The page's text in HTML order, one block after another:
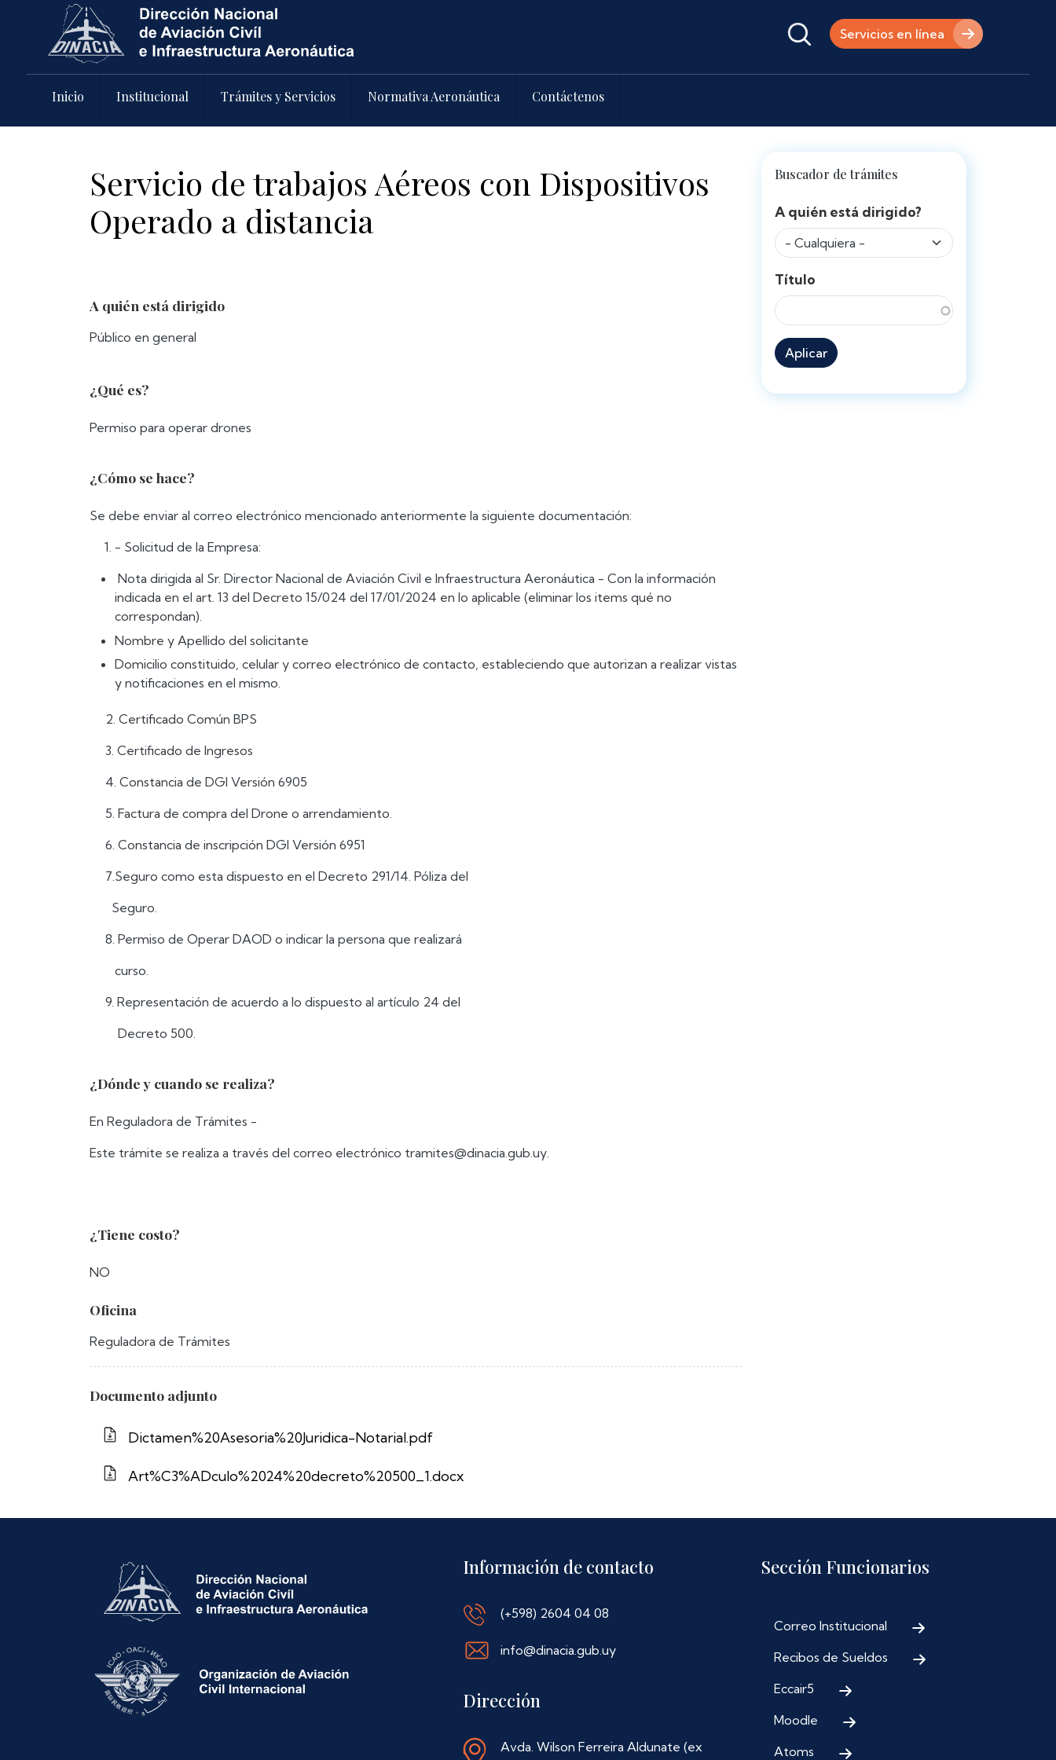
Pasar al contenido principal
Servicios en línea
Inicio Institucional Trámites y Servicios Normativa Aeronáutica Contáctenos
Servicio de trabajos Aéreos con Dispositivos
Operado a distancia
A quién está dirigido
Público en general
¿Qué es?
Permiso para operar drones
¿Cómo se hace?
Se debe enviar al correo electrónico mencionado anteriormente la siguiente documentación:
- Solicitud de la Empresa:
Nota dirigida al Sr. Director Nacional de Aviación Civil e Infraestructura Aeronáutica - Con la información
indicada en el art. 13 del Decreto 15/024 del 17/01/2024 en lo aplicable (eliminar los items qué no
correspondan).
Nombre y Apellido del solicitante
Domicilio constituido, celular y correo electrónico de contacto, estableciendo que autorizan a realizar vistas
y notificaciones en el mismo.
2. Certificado Común BPS
3. Certificado de Ingresos
4. Constancia de DGI Versión 6905
5. Factura de compra del Drone o arrendamiento.
6. Constancia de inscripción DGI Versión 6951
7.Seguro como esta dispuesto en el Decreto 291/14. Póliza del
Seguro.
8. Permiso de Operar DAOD o indicar la persona que realizará
curso.
9. Representación de acuerdo a lo dispuesto al artículo 24 del
Decreto 500.
¿Dónde y cuando se realiza?
En Reguladora de Trámites -
Este trámite se realiza a través del correo electrónico tramites@dinacia.gub.uy.
¿Tiene costo?
NO
Oficina
Reguladora de Trámites
Documento adjunto
Dictamen%20Asesoria%20Juridica-Notarial.pdf
Art%C3%ADculo%2024%20decreto%20500_1.docx
Buscador de trámites
A quién está dirigido?
Título
Aplicar
Información de contacto
(+598) 2604 04 08
info@dinacia.gub.uy
Dirección
Avda. Wilson Ferreira Aldunate (ex
Sección Funcionarios
Correo Institucional
Recibos de Sueldos
Eccair5
Moodle
Atoms